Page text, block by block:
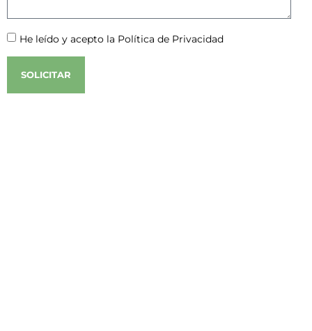
He leído y acepto la Política de Privacidad
SOLICITAR